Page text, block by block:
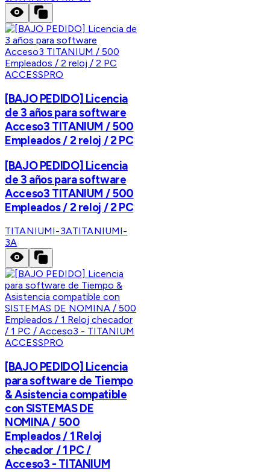
ACCESSPRO
[BAJO PEDIDO] Licencia
de 3 años para software
Acceso3 TITANIUM / 500
Empleados / 2 reloj / 2 PC
[BAJO PEDIDO] Licencia
de 3 años para software
Acceso3 TITANIUM / 500
Empleados / 2 reloj / 2 PC
TITANIUMI-3ATITANIUMI-
3A
ACCESSPRO
[BAJO PEDIDO] Licencia
para software de Tiempo
& Asistencia compatible
con SISTEMAS DE
NOMINA / 500
Empleados / 1 Reloj
checador / 1 PC /
Acceso3 - TITANIUM